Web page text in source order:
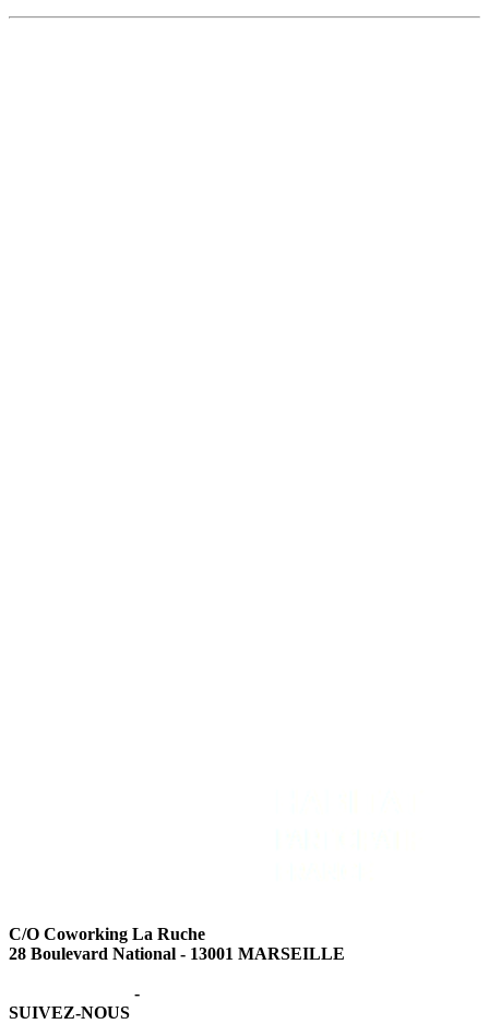
C/O Coworking La Ruche
28 Boulevard National - 13001 MARSEILLE
-
SUIVEZ-NOUS